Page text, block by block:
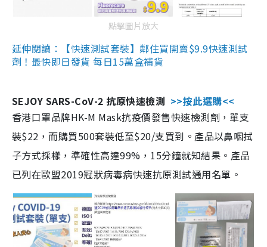
點擊圖片放大
延伸閱讀：【快速測試套裝】鄰住買開賣$9.9快速測試
劑！最快即日發貨 每日15萬盒補貨
SEJOY SARS-CoV-2 抗原快速檢測 >>按此選購<<
香港口罩品牌HK-M Mask抗疫價發售快速檢測劑，單支
裝$22，而購買500套裝低至$20/支買到。產品以鼻咽拭
子方式採樣，準確性高達99%，15分鐘就知結果。產品
已列在歐盟2019冠狀病毒病快速抗原測試通用名單。